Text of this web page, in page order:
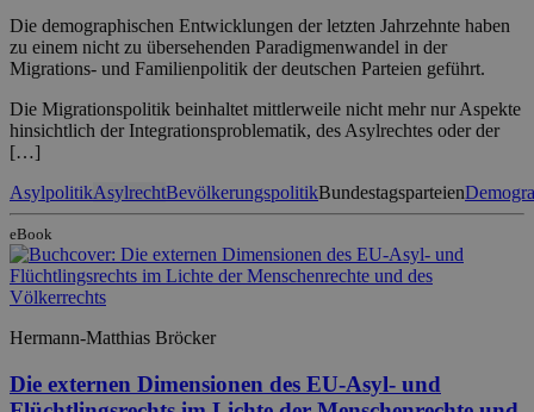
Die demographischen Entwicklungen der letzten Jahrzehnte haben
zu einem nicht zu übersehenden Paradigmenwandel in der
Migrations- und Familienpolitik der deutschen Parteien geführt.
Die Migrationspolitik beinhaltet mittlerweile nicht mehr nur Aspekte
hinsichtlich der Integrationsproblematik, des Asylrechtes oder der
[…]
AsylpolitikAsylrechtBevölkerungspolitikBundestagsparteien
eBook
Hermann-Matthias Bröcker
Die externen Dimensionen des EU-Asyl- und